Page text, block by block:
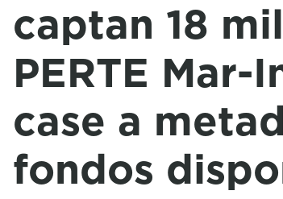
captan 18
PERTE Mar-
case a
fondos